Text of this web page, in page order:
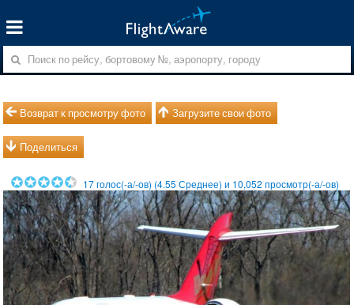
Возврат к просмотру фото Загрузите свои фото
Поделиться
17голос(-а/-ов) (4.55 Среднее) и 10,052 просмотр(-а/-ов)